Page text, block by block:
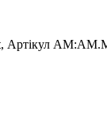
, Артікул AM: